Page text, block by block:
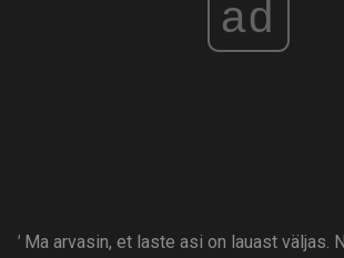
ad
' Ma arvasin, et laste asi on lauast väljas.